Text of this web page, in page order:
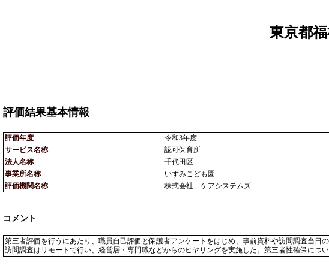
東京都
評価結果基本情報
評価年度
令和3年度
サービス名称
認可保育所
法人名称
千代田区
事業所名称
いずみこども園
評価機関名称
株式会社 ケアシステムズ
コメント
第三者評価を行うにあたり、職員自己評価と保護者アンケートをはじめ、事前資料や訪問調査当
訪問調査はリモートで行い、経営層・専門職などからのヒヤリングを実施した。第三者性確保につ